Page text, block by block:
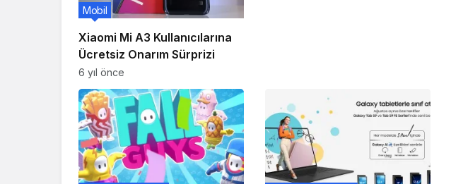
Xiaomi Mi A3 Kullanıcılarına
Ücretsiz Onarım Sürprizi
Mobil
6 yıl önce